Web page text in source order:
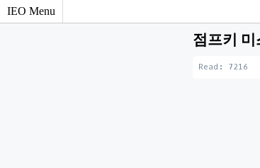
IEO Menu
점프키 미
Read: 7216